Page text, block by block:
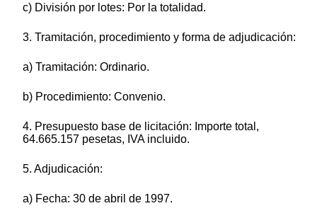
c) División por lotes: Por la totalidad.
3. Tramitación, procedimiento y forma de adjudicación:
a) Tramitación: Ordinario.
b) Procedimiento: Convenio.
4. Presupuesto base de licitación: Importe total,
64.665.157 pesetas, IVA incluido.
5. Adjudicación:
a) Fecha: 30 de abril de 1997.